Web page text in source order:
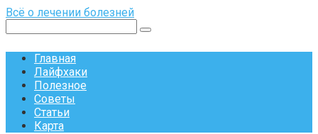
Перейти
контенту
Всё о лечении болезней
Главная
Лайфхаки
Полезное
Советы
Статьи
Карта